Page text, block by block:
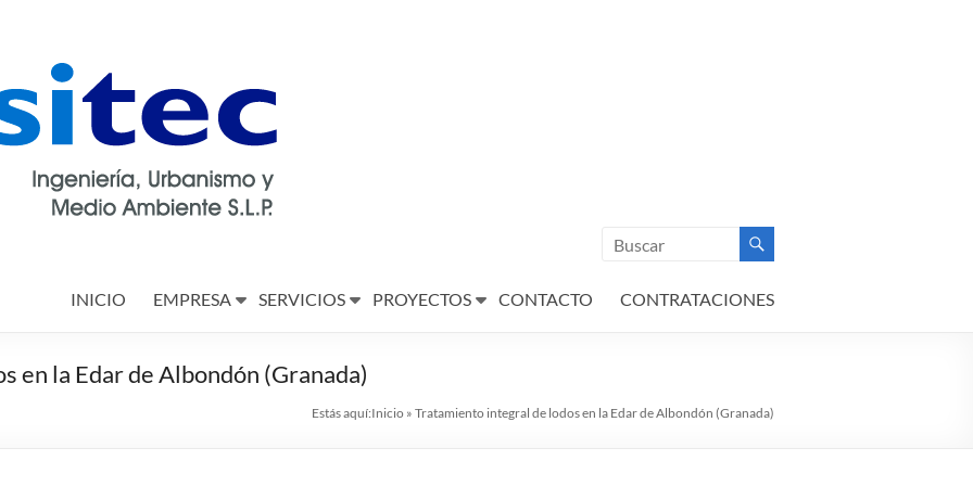
INICIO EMPRESA SERVICIOS PROYECTOS CONTACTO CONTRATACIONES
en la Edar de Albondón (Granada)
Estás aquí:Inicio » Tratamiento integral de lodos en la Edar de Albondón (Granada)